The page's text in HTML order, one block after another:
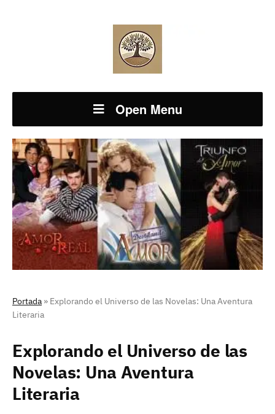
Open Menu
Portada » Explorando el Universo de las Novelas: Una Aventura
Literaria
Explorando el Universo de las
Novelas: Una Aventura
Literaria